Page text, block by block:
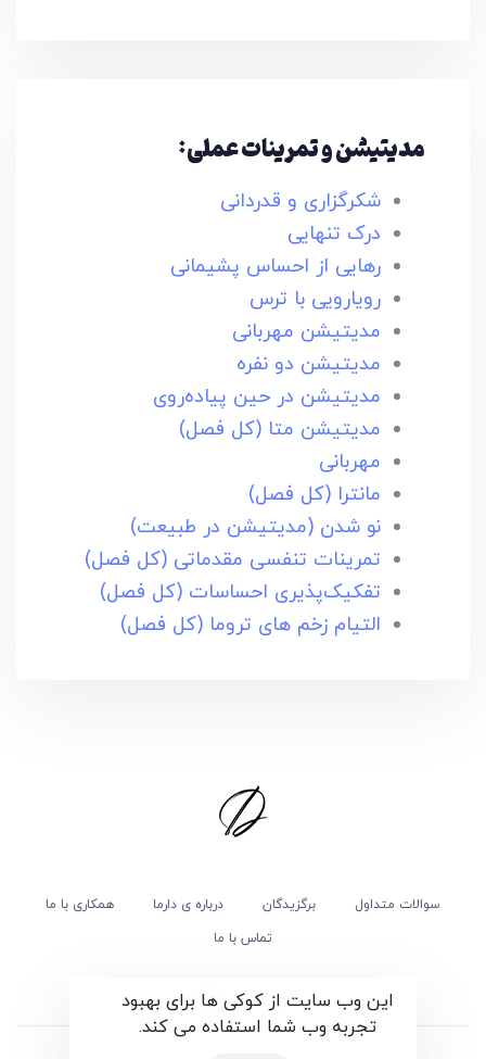
مدیتیشن و تمرینات عملی:
شکرگزاری و‌ قدردانی
درک تنهایی
رهایی از احساس پشیمانی
رویارویی با ترس
مدیتیشن مهربانی
مدیتیشن دو نفره
مدیتیشن در حین پیاده‌روی
مدیتیشن متا (کل فصل)
مهربانی
مانترا (کل فصل)
نو شدن (مدیتیشن در طبیعت)
تمرینات تنفسی مقدماتی (کل فصل)
تفکیک‌پذیری احساسات (کل فصل)
التیام زخم های تروما (کل فصل)
سوالات متداول برگزیدگان درباره ی دارما
همکاری با ما
تماس با ما
این وب سایت از کوکی ها برای بهبود
تجربه وب شما استفاده می کند.